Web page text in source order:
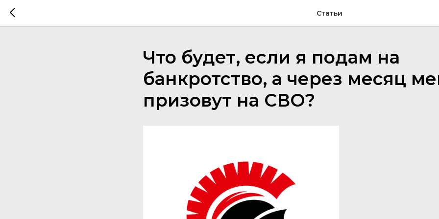
Статьи
Что будет, если я подам на
банкротство, а через месяц
призовут на СВО?